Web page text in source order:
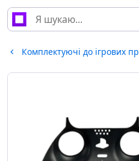
Комплектуючі до ігрових